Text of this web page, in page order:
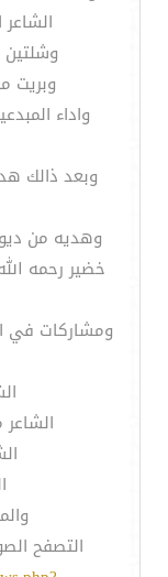
وبريت
واداء
وبعد ذالك
وهديه من
خضير رحمه
ومشاركات في
التصفح